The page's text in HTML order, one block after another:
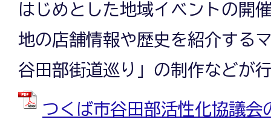
はじめとした地域イベントの開
地の店舗情報や歴史を紹介する
谷田部街道巡り」の制作などが
つくば市谷田部活性化協議会